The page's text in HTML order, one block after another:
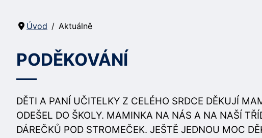
Úvod Aktuálně
PODĚKOVÁNÍ
DĚTI A PANÍ UČITELKY Z CELÉHO SRDCE DĚKUJÍ
ODEŠEL DO ŠKOLY. MAMINKA NA NÁS A NA NAŠÍ
DÁREČKŮ POD STROMEČEK. JEŠTĚ JEDNOU MOC